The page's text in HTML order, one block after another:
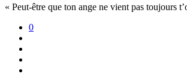
« Peut-être que ton ange ne vient pas toujours
0